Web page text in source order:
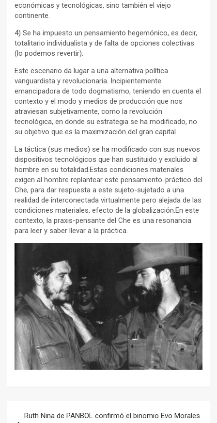
económicas y tecnológicas, sino también el viejo
continente.
4) Se ha impuesto un pensamiento hegemónico, es decir,
totalitario individualista y de falta de opciones colectivas
(lo podemos revertir).
Este escenario da lugar a una alternativa política
vanguardista y revolucionaria. Incipientemente
emancipadora de todo dogmatismo, teniendo en cuenta el
contexto y el modo y medios de producción que nos
atraviesan subjetivamente, como la revolución
tecnológica, en donde su estrategia se ha modificado, no
su objetivo que es la maximización del gran capital.
La táctica (sus medios) se ha modificado con sus nuevos
dispositivos tecnológicos que han sustituido y excluido al
hombre en su totalidad.Estas condiciones materiales
exigen al hombre replantear este pensamiento-práctico del
Che, para dar respuesta a este sujeto-sujetado a una
realidad de interconectada virtualmente pero alejada de las
condiciones materiales, efecto de la globalización.En este
contexto, la praxis-pensante del Che es una resonancia
para leer y saber llevar a la práctica.
Ruth Nina de PANBOL confirmó el binomio Evo Morales